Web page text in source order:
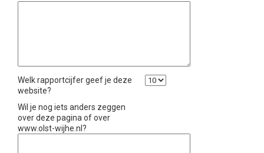
Welk rapportcijfer geef je deze
website?
Wil je nog iets anders zeggen
over deze pagina of over
www.olst-wijhe.nl?